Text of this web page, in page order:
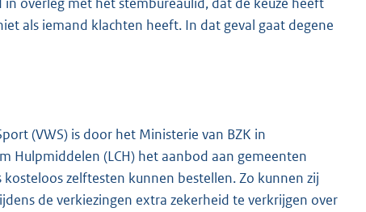
als iemand klachten heeft. In dat geval gaat degene
(VWS) is door het Ministerie van BZK in
Hulpmiddelen (LCH) het aanbod aan gemeenten
zelftesten kunnen bestellen. Zo kunnen zij
de verkiezingen extra zekerheid te verkrijgen over